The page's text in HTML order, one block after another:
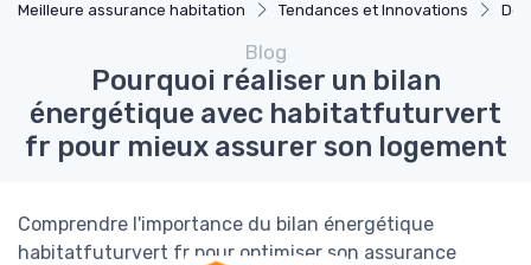
Meilleure assurance habitation Tendances et Innovations
Blog
Pourquoi réaliser un bilan
énergétique avec habitatfuturvert
fr pour mieux assurer son logement
Comprendre l'importance du bilan énergétique
habitatfuturvert fr pour optimiser son assurance